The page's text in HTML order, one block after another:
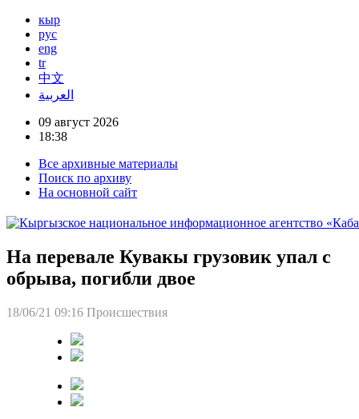
кыр
рус
eng
tr
中文
العربية
09 август 2026
18:38
Все архивные материалы
Поиск по архиву
На основной сайт
На перевале Кувакы грузовик упал с
обрыва, погибли двое
18/06/21 09:16 Происшествия